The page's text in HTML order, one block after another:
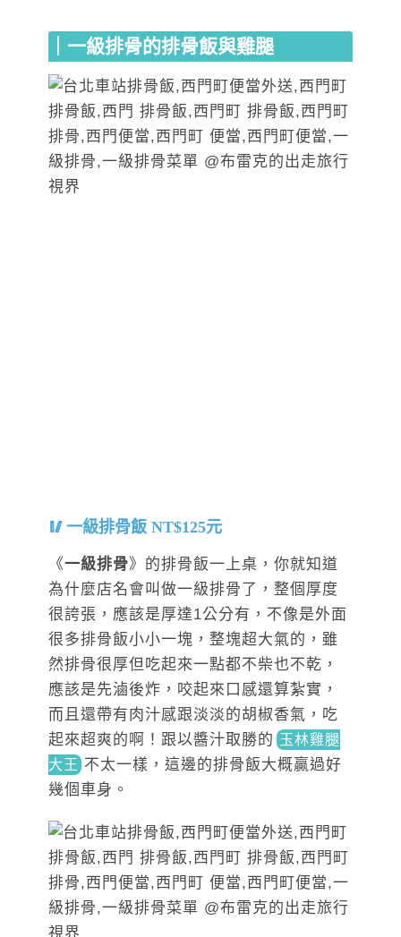
｜一級排骨的排骨飯與雞腿
一級排骨飯 NT$125元
《一級排骨》的排骨飯一上桌，你就知道
為什麼店名會叫做一級排骨了，整個厚度
很誇張，應該是厚達1公分有，不像是外面
很多排骨飯小小一塊，整塊超大氣的，雖
然排骨很厚但吃起來一點都不柴也不乾，
應該是先滷後炸，咬起來口感還算紮實，
而且還帶有肉汁感跟淡淡的胡椒香氣，吃
起來超爽的啊！跟以醬汁取勝的 玉林雞腿
大王 不太一樣，這邊的排骨飯大概贏過好
幾個車身。